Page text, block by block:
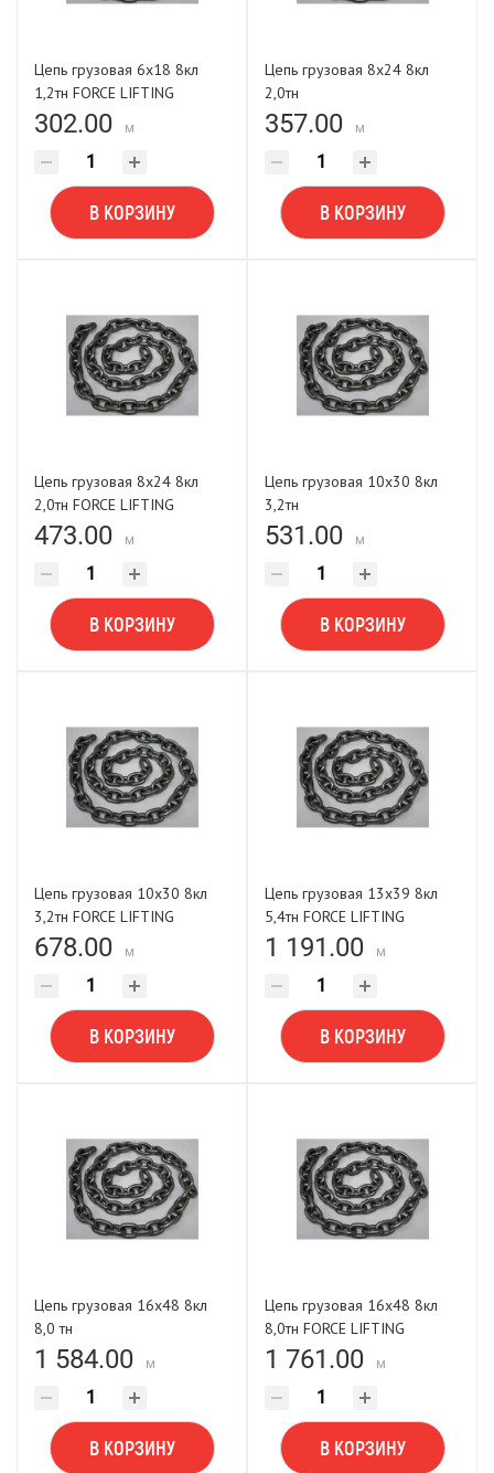
Цепь грузовая 6х18 8кл
1,2тн FORCE LIFTING
302.00 м
В КОРЗИНУ
Цепь грузовая 8х24 8кл
2,0тн
357.00 м
В КОРЗИНУ
Цепь грузовая 8х24 8кл
2,0тн FORCE LIFTING
473.00 м
В КОРЗИНУ
Цепь грузовая 10х30 8кл
3,2тн
531.00 м
В КОРЗИНУ
Цепь грузовая 10х30 8кл
3,2тн FORCE LIFTING
678.00 м
В КОРЗИНУ
Цепь грузовая 13х39 8кл
5,4тн FORCE LIFTING
1 191.00 м
В КОРЗИНУ
Цепь грузовая 16х48 8кл
8,0 тн
1 584.00 м
В КОРЗИНУ
Цепь грузовая 16х48 8кл
8,0тн FORCE LIFTING
1 761.00 м
В КОРЗИНУ